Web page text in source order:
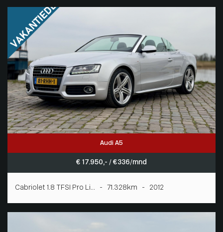
Audi A5
€ 17.950,- / € 336/mnd
Cabriolet 1.8 TFSI Pro Li... - 71.328km - 2012